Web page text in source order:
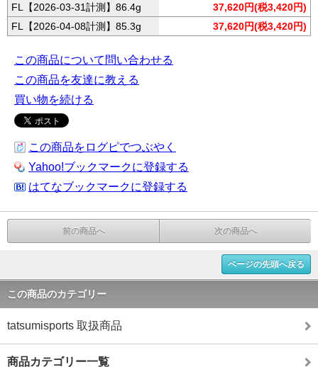
FL【2026-03-31計測】86.4g
37,620円(税3,420円)
FL【2026-04-08計測】85.3g
37,620円(税3,420円)
この商品について問い合わせる
この商品を友達に教える
買い物を続ける
この商品をログピでつぶやく
Yahoo!ブックマークに登録する
はてなブックマークに登録する
前の商品へ 次の商品へ
ページの先頭へ戻る
この商品のカテゴリー
tatsumisports 取扱商品
商品カテゴリー一覧